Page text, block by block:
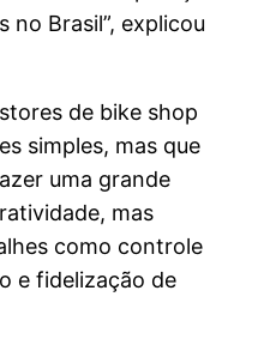
no Brasil”, explicou
de bike shop
simples, mas que
uma grande
mas
como controle
e fidelização de